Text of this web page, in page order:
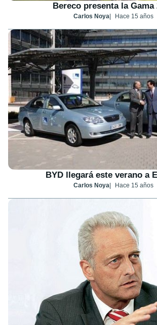
Bereco presenta la Gama
Carlos Noya Hace 15 años
BYD llegará este verano a
Carlos Noya Hace 15 años